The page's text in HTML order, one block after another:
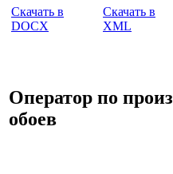
Скачать в
DOCX
Скачать в
XML
Оператор по
обоев